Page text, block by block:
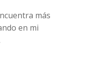
más
en mi